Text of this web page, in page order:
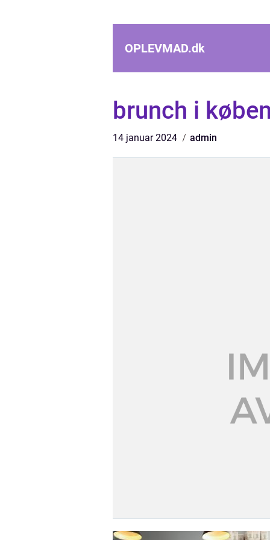
OPLEVMAD.dk
brunch i
14 januar 2024 admin